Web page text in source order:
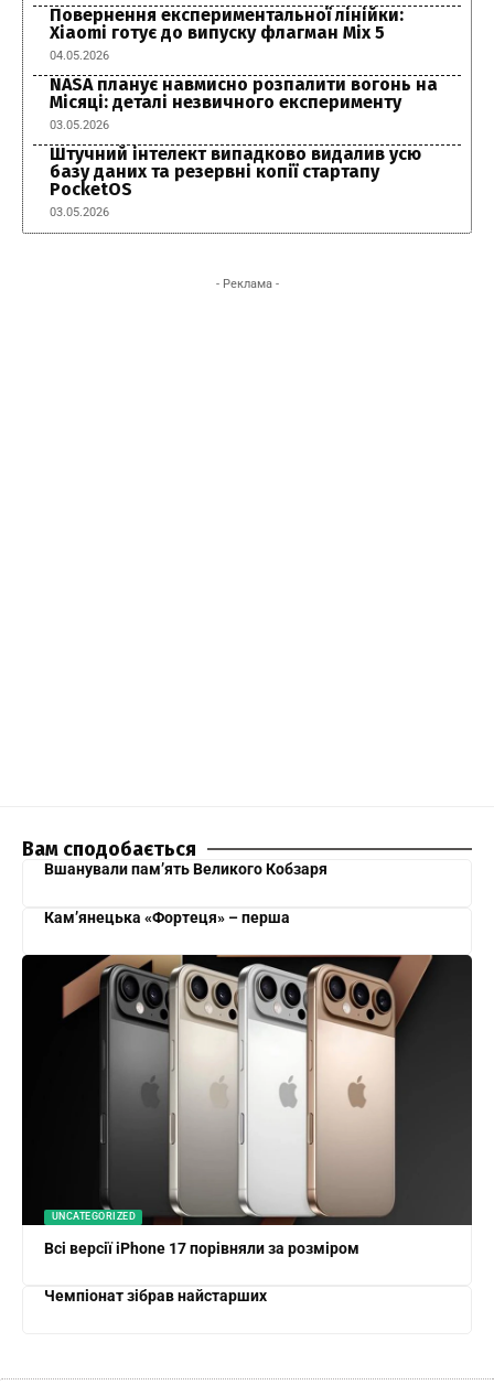
Повернення експериментальної лінійки:
Xiaomi готує до випуску флагман Mix 5
04.05.2026
NASA планує навмисно розпалити вогонь на
Місяці: деталі незвичного експерименту
03.05.2026
Штучний інтелект випадково видалив усю
базу даних та резервні копії стартапу
PocketOS
03.05.2026
- Реклама -
Вам сподобається
Вшанували пам’ять Великого Кобзаря
Кам’янецька «Фортеця» – перша
UNCATEGORIZED
Всі версії iPhone 17 порівняли за розміром
Чемпіонат зібрав найстарших